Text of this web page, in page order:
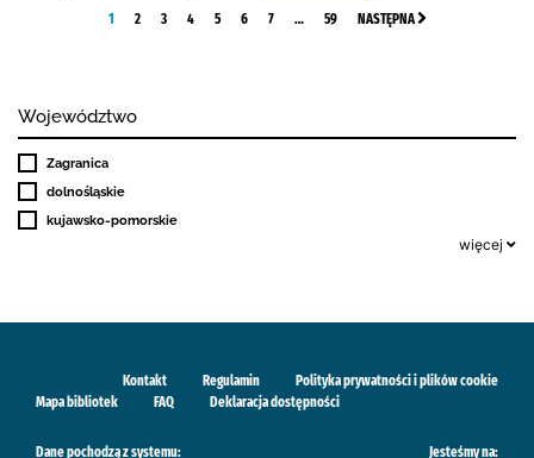
1 2 3 4 5 6 7 … 59 NASTĘPNA
Województwo
Zagranica
dolnośląskie
kujawsko-pomorskie
więcej
Kontakt Regulamin
Polityka prywatności i plików cookie
Mapa bibliotek
FAQ Deklaracja dostępności
Dane pochodzą z systemu: Jesteśmy na: